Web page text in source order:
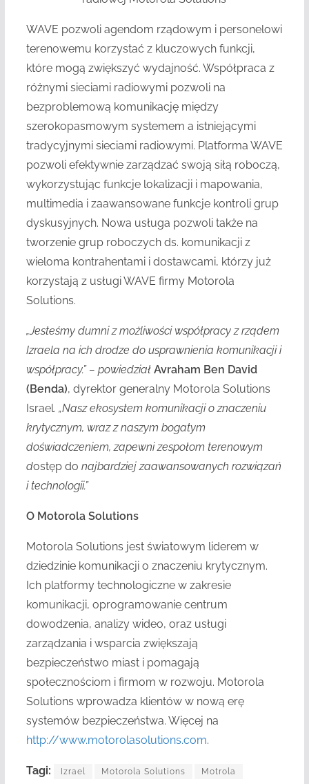
WAVE pozwoli agendom rządowym i personelowi
terenowemu korzystać z kluczowych funkcji,
które mogą zwiększyć wydajność. Współpraca z
różnymi sieciami radiowymi pozwoli na
bezproblemową komunikację między
szerokopasmowym systemem a istniejącymi
tradycyjnymi sieciami radiowymi. Platforma WAVE
pozwoli efektywnie zarządzać swoją siłą roboczą,
wykorzystując funkcje lokalizacji i mapowania,
multimedia i zaawansowane funkcje kontroli grup
dyskusyjnych. Nowa usługa pozwoli także na
tworzenie grup roboczych ds. komunikacji z
wieloma kontrahentami i dostawcami, którzy już
korzystają z usługi WAVE firmy Motorola
Solutions.
„Jesteśmy dumni z możliwości współpracy z rządem
Izraela na ich drodze do usprawnienia komunikacji i
współpracy.” – powiedział Avraham Ben David
(Benda), dyrektor generalny Motorola Solutions
Israel. „Nasz ekosystem komunikacji o znaczeniu
krytycznym, wraz z naszym bogatym
doświadczeniem, zapewni zespołom terenowym
dostęp do najbardziej zaawansowanych rozwiązań
i technologii.”
O Motorola Solutions
Motorola Solutions jest światowym liderem w
dziedzinie komunikacji o znaczeniu krytycznym.
Ich platformy technologiczne w zakresie
komunikacji, oprogramowanie centrum
dowodzenia, analizy wideo, oraz usługi
zarządzania i wsparcia zwiększają
bezpieczeństwo miast i pomagają
społecznościom i firmom w rozwoju. Motorola
Solutions wprowadza klientów w nową erę
systemów bezpieczeństwa. Więcej na
http://www.motorolasolutions.com.
Tagi: Izrael Motorola Solutions Motrola